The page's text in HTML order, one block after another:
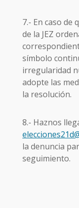
7.- En caso de
de la JEZ
símbolo
irregularidad
adopte las
la resolución.
8.- Haznos
la denuncia
seguimiento.